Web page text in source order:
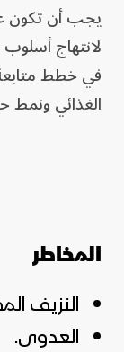
يجب أن تكون
لانتهاج
في خطط
الغذائي ونمط
المخاطر
النزيف
العدوى.